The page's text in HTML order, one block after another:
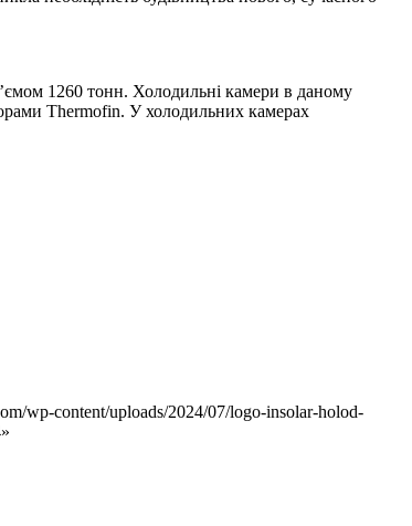
1260 тонн. Холодильні камери в даному
Thermofin. У холодильних камерах
wp-content/uploads/2024/07/logo-insolar-holod-